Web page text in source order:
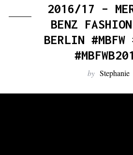
:
2016/17 –
BENZ
BERLIN #MBFW
by Stephanie